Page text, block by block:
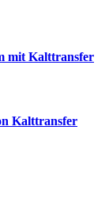
mit Kalttransfer
Kalttransfer